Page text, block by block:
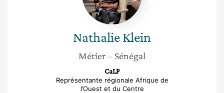
NathalieKlein
Métier– Sénégal
CaLP
Représentante régionale Afrique de
l’Ouest et du Centre